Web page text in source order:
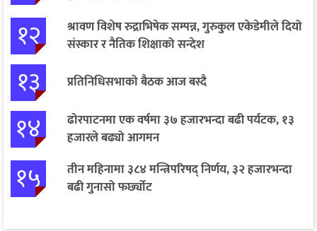
१२
श्रावण विशेष रुद्राभिषेक सम्पन्न, गुरुकुल एकेडेमीले दियो
संस्कार र नैतिक शिक्षाको सन्देश
१३ प्रतिनिधिसभाको बैठक आज बस्दै
१४
ढोरपाटनमा एक वर्षमा ३७ हजारभन्दा बढी पर्यटक, १३
हजारले बढ्यो आगमन
१५
तीन महिनामा ३८४ मन्त्रिपरिषद् निर्णय, ३२ हजारभन्दा
बढी गुनासो फर्छ्योट